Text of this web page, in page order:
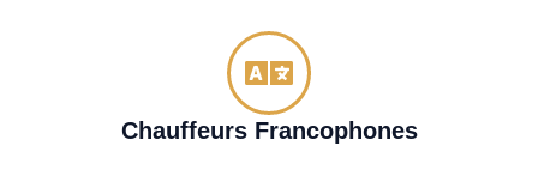
Chauffeurs Francophones